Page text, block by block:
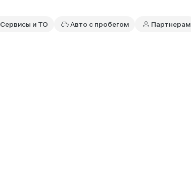
Сервисы и ТО Авто с пробегом Партнерам